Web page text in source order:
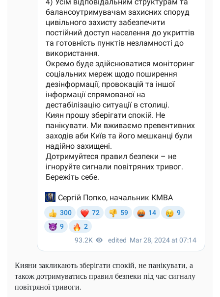
Кияни закликають зберігати спокій, не панікувати, а
також дотримуватись правил безпеки під час сигналу
повітряної тривоги.